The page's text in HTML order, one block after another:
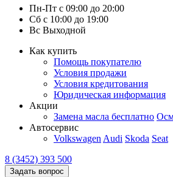
Пн-Пт с 09:00 до 20:00
Сб с 10:00 до 19:00
Вс Выходной
Как купить
Помощь покупателю
Условия продажи
Условия кредитования
Юридическая информация
Акции
Замена масла бесплатно
Автосервис
Volkswagen Audi Skoda Seat
8 (3452) 393 500
Задать вопрос